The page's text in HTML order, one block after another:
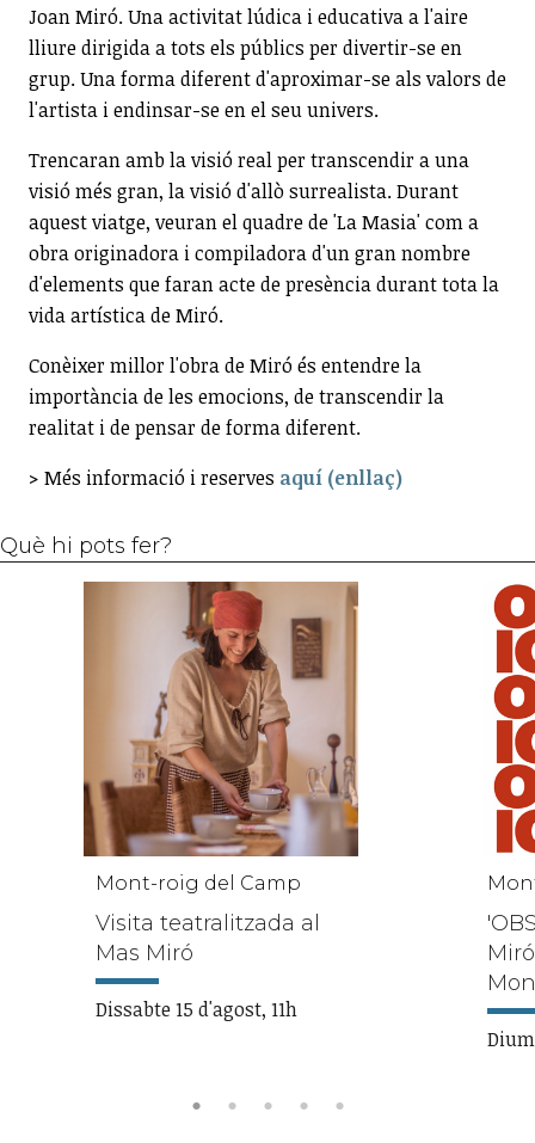
Joan Miró. Una activitat lúdica i educativa a l'aire
lliure dirigida a tots els públics per divertir-se en
grup. Una forma diferent d'aproximar-se als valors de
l'artista i endinsar-se en el seu univers.
Trencaran amb la visió real per transcendir a una
visió més gran, la visió d'allò surrealista. Durant
aquest viatge, veuran el quadre de 'La Masia' com a
obra originadora i compiladora d'un gran nombre
d'elements que faran acte de presència durant tota la
vida artística de Miró.
Conèixer millor l'obra de Miró és entendre la
importància de les emocions, de transcendir la
realitat i de pensar de forma diferent.
> Més informació i reserves aquí (enllaç)
Què hi pots fer?
Mont-roig del Camp
Visita teatralitzada al
Mas Miró
Dissabte 15 d'agost, 11h